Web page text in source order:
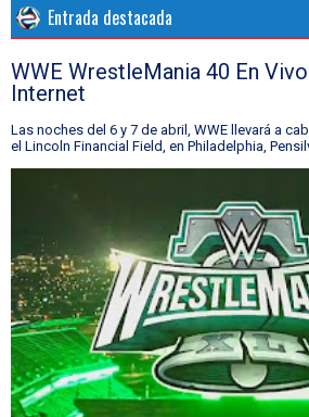
Entrada destacada
WWE WrestleMania 40 En
Internet
Las noches del 6 y 7 de abril, WWE llevará a
el Lincoln Financial Field, en Philadelphia,